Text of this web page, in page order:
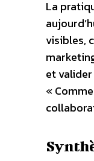
La
visibles,
et
«